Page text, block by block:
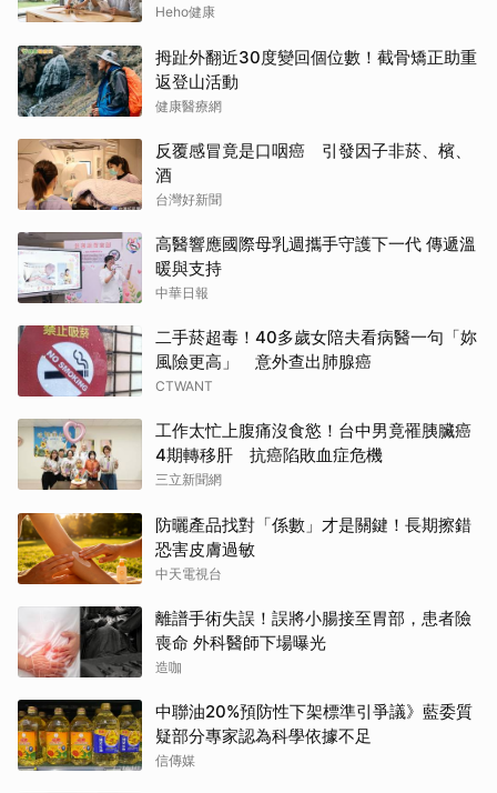
Heho健康
拇趾外翻近30度變回個位數！截骨矯正助重
返登山活動
健康醫療網
反覆感冒竟是口咽癌 引發因子非菸、檳、
酒
台灣好新聞
高醫響應國際母乳週攜手守護下一代 傳遞溫
暖與支持
中華日報
二手菸超毒！40多歲女陪夫看病醫一句「妳
風險更高」 意外查出肺腺癌
CTWANT
工作太忙上腹痛沒食慾！台中男竟罹胰臟癌
4期轉移肝 抗癌陷敗血症危機
三立新聞網
防曬產品找對「係數」才是關鍵！長期擦錯
恐害皮膚過敏
中天電視台
離譜手術失誤！誤將小腸接至胃部，患者險
喪命 外科醫師下場曝光
造咖
中聯油20%預防性下架標準引爭議》藍委質
疑部分專家認為科學依據不足
信傳媒